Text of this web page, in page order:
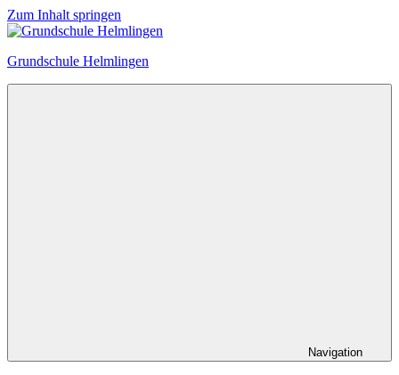
Zum Inhalt springen
Grundschule Helmlingen
Navigation